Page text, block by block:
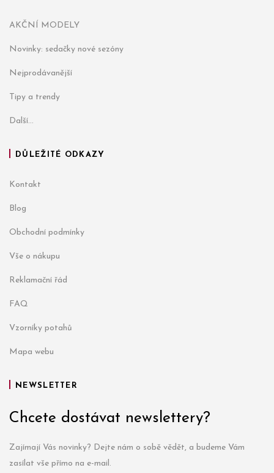
AKČNÍ MODELY
Novinky: sedačky nové sezóny
Nejprodávanější
Tipy a trendy
Další...
DŮLEŽITÉ ODKAZY
Kontakt
Blog
Obchodní podmínky
Vše o nákupu
Reklamační řád
FAQ
Vzorníky potahů
Mapa webu
NEWSLETTER
Chcete dostávat newslettery?
Zajímají Vás novinky? Dejte nám o sobě vědět, a budeme Vám
zasílat vše přímo na e-mail.